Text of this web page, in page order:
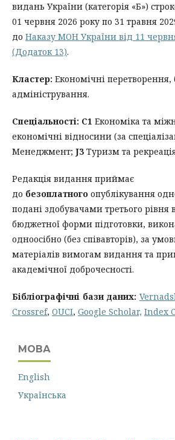
видань України (категорія «Б»)
01 червня 2026 року по 31 травня
до Наказу МОН України від 11
(Додаток 13).
Кластер: Економічні перетворення,
адміністрування.
Спеціальності: С1 Економіка та
економічні відносини (за
Менеджмент; J3 Туризм та
Редакція видання приймає
до безоплатного опублікування
подані здобувачами третього рівня
бюджетної форми підготовки,
одноосібно (без співавторів), за
матеріалів вимогам видання та
академічної доброчесності.
Бібліографічні бази даних:
Crossref, OUCI, Google Scholar, Index
МОВА
English
Українська